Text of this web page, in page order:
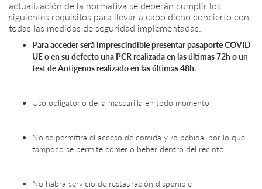
actualización de la normativa se deberán cumplir los
siguientes requisitos para llevar a cabo dicho concierto con
todas las medidas de seguridad implementadas:
Para acceder será imprescindible presentar pasaporte COVID
UE o en su defecto una PCR realizada en las últimas 72h o un
test de Antigenos realizado en las últimas 48h.
Uso obligatorio de la mascarilla en todo momento
No se permitirá el acceso de comida y /o bebida, por lo que
tampoco se permite comer o beber dentro del recinto
No habrá servicio de restauración disponible